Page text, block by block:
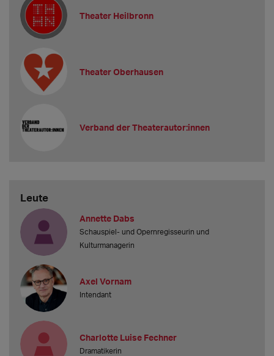
Theater Heilbronn
Theater Oberhausen
Verband der Theaterautor:innen
Leute
Annette Dabs
Schauspiel- und Opernregisseurin und
Kulturmanagerin
Axel Vornam
Intendant
Charlotte Luise Fechner
Dramatikerin